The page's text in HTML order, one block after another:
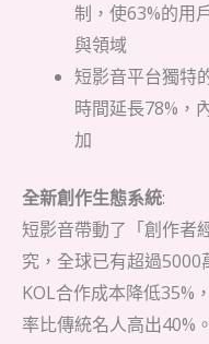
制，使63%的用
與領域
短影音平台獨特
時間延長78%，
加
全新創作生態系統:
短影音帶動了「創作者
究，全球已有超過
KOL合作成本降低35%
率比傳統名人高出40%。